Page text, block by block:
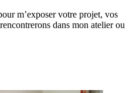
m’exposer votre projet, vos
dans mon atelier ou